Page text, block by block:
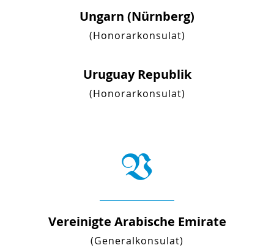
Ungarn (Nürnberg)
(Honorarkonsulat)
Uruguay Republik
(Honorarkonsulat)
V
Vereinigte Arabische Emirate
(Generalkonsulat)